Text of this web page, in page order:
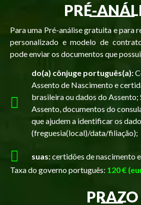
PRÉ-
Para uma Pré-análise gratuita e para
personalizado e modelo de
pode enviar os documentos que
do(a) cônjuge português(a):
Assento de Nascimento e
brasileira ou dados do Assento;
Assento, documentos do
que ajudem a identificar os
(freguesia(local)/data/filiação);
suas:certidões de nascimento
Taxa do governo português: 120 €
PRAZO